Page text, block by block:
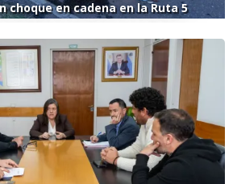
choque en cadena en la Ruta 5